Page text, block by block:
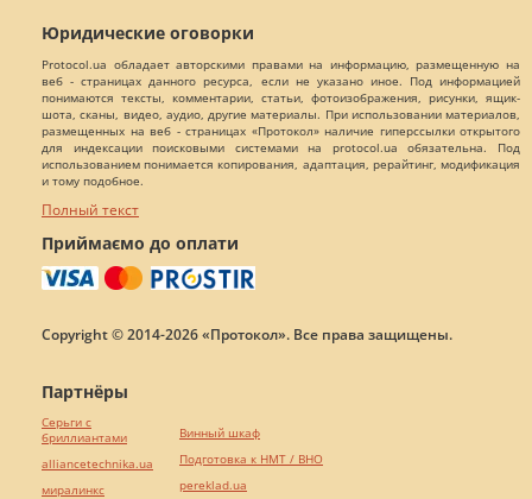
Юридические оговорки
Protocol.ua обладает авторскими правами на информацию, размещенную на
веб - страницах данного ресурса, если не указано иное. Под информацией
понимаются тексты, комментарии, статьи, фотоизображения, рисунки, ящик-
шота, сканы, видео, аудио, другие материалы. При использовании материалов,
размещенных на веб - страницах «Протокол» наличие гиперссылки открытого
для индексации поисковыми системами на protocol.ua обязательна. Под
использованием понимается копирования, адаптация, рерайтинг, модификация
и тому подобное.
Полный текст
Приймаємо до оплати
Copyright © 2014-2026 «Протокол». Все права защищены.
Партнёры
Серьги с
бриллиантами
alliancetechnika.ua
миралинкс
Винный шкаф
Подготовка к НМТ / ВНО
pereklad.ua